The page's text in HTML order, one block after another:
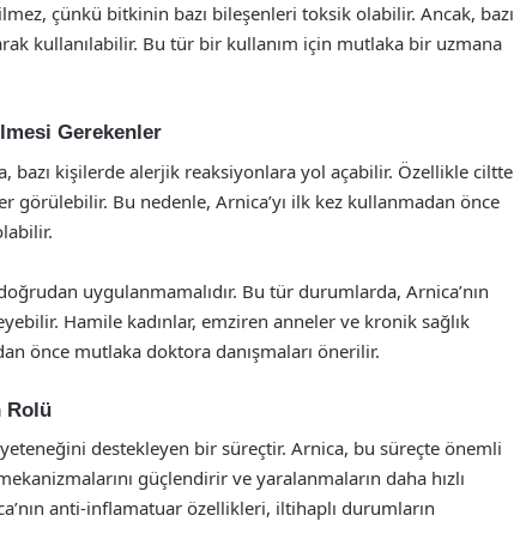
çünkü bitkinin bazı bileşenleri toksik olabilir. Ancak, bazı
kullanılabilir. Bu tür bir kullanım için mutlaka bir uzmana
Gerekenler
bazı kişilerde alerjik reaksiyonlara yol açabilir. Özellikle ciltte
görülebilir. Bu nedenle, Arnica’yı ilk kez kullanmadan önce
uygulanmamalıdır. Bu tür durumlarda, Arnica’nın
Hamile kadınlar, emziren anneler ve kronik sağlık
önce mutlaka doktora danışmaları önerilir.
Rolü
destekleyen bir süreçtir. Arnica, bu süreçte önemli
güçlendirir ve yaralanmaların daha hızlı
anti-inflamatuar özellikleri, iltihaplı durumların